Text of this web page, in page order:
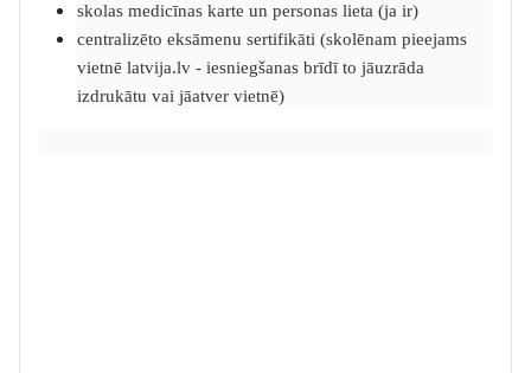
skolas medicīnas karte un personas lieta (ja ir)
centralizēto eksāmenu sertifikāti (skolēnam pieejams
vietnē latvija.lv - iesniegšanas brīdī to jāuzrāda
izdrukātu vai jāatver vietnē)